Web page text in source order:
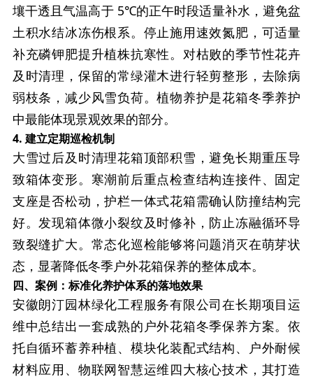
壤干透且气温高于 5℃的正午时段适量补水，避免盆
土积水结冰冻伤根系。停止施用速效氮肥，可适量
补充磷钾肥提升植株抗寒性。对枯败的季节性花卉
及时清理，保留的常绿灌木进行轻剪整形，去除病
弱枝条，减少风雪负荷。植物养护是花箱冬季养护
中最能体现景观效果的部分。
4. 建立定期巡检机制
大雪过后及时清理花箱顶部积雪，避免长期重压导
致箱体变形。寒潮前后重点检查结构连接件、固定
支座是否松动，护栏一体式花箱需确认防撞结构完
好。发现箱体微小裂纹及时修补，防止冻融循环导
致裂缝扩大。常态化巡检能够将问题消灭在萌芽状
态，显著降低冬季户外花箱保养的整体成本。
四、案例：标准化养护体系的落地效果
安徽朗汀园林绿化工程服务有限公司在长期项目运
维中总结出一套成熟的户外花箱冬季保养方案。依
托自循环蓄养种植、模块化装配式结构、户外耐候
材料应用、物联网智慧运维四大核心技术，其打造